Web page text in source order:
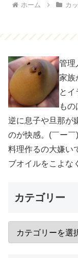
ホーム カ
管理
家族
と
もの
逆に息子や旦那が
のが快感。(￣ー￣)
料理作るの大嫌い
ブオイルをこよな
カテゴリー